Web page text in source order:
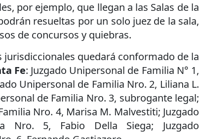
por ejemplo, que llegan a las Salas de la
resueltas por un solo juez de la sala,
de concursos y quiebras.
jurisdiccionales quedará conformado de la
Fe: Juzgado Unipersonal de Familia N° 1,
Unipersonal de Familia Nro. 2, Liliana L.
de Familia Nro. 3, subrogante legal;
Nro. 4, Marisa M. Malvestiti; Juzgado
Nro. 5, Fabio Della Siega; Juzgado